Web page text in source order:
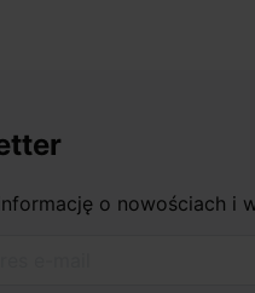
o nowościach i